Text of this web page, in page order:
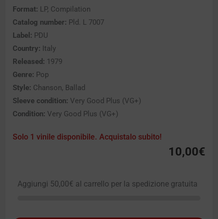
Format: LP, Compilation
Catalog number: Pld. L 7007
Label: PDU
Country: Italy
Released: 1979
Genre: Pop
Style: Chanson, Ballad
Sleeve condition: Very Good Plus (VG+)
Condition: Very Good Plus (VG+)
Solo 1 vinile disponibile. Acquistalo subito!
10,00€
Aggiungi 50,00€ al carrello per la spedizione gratuita